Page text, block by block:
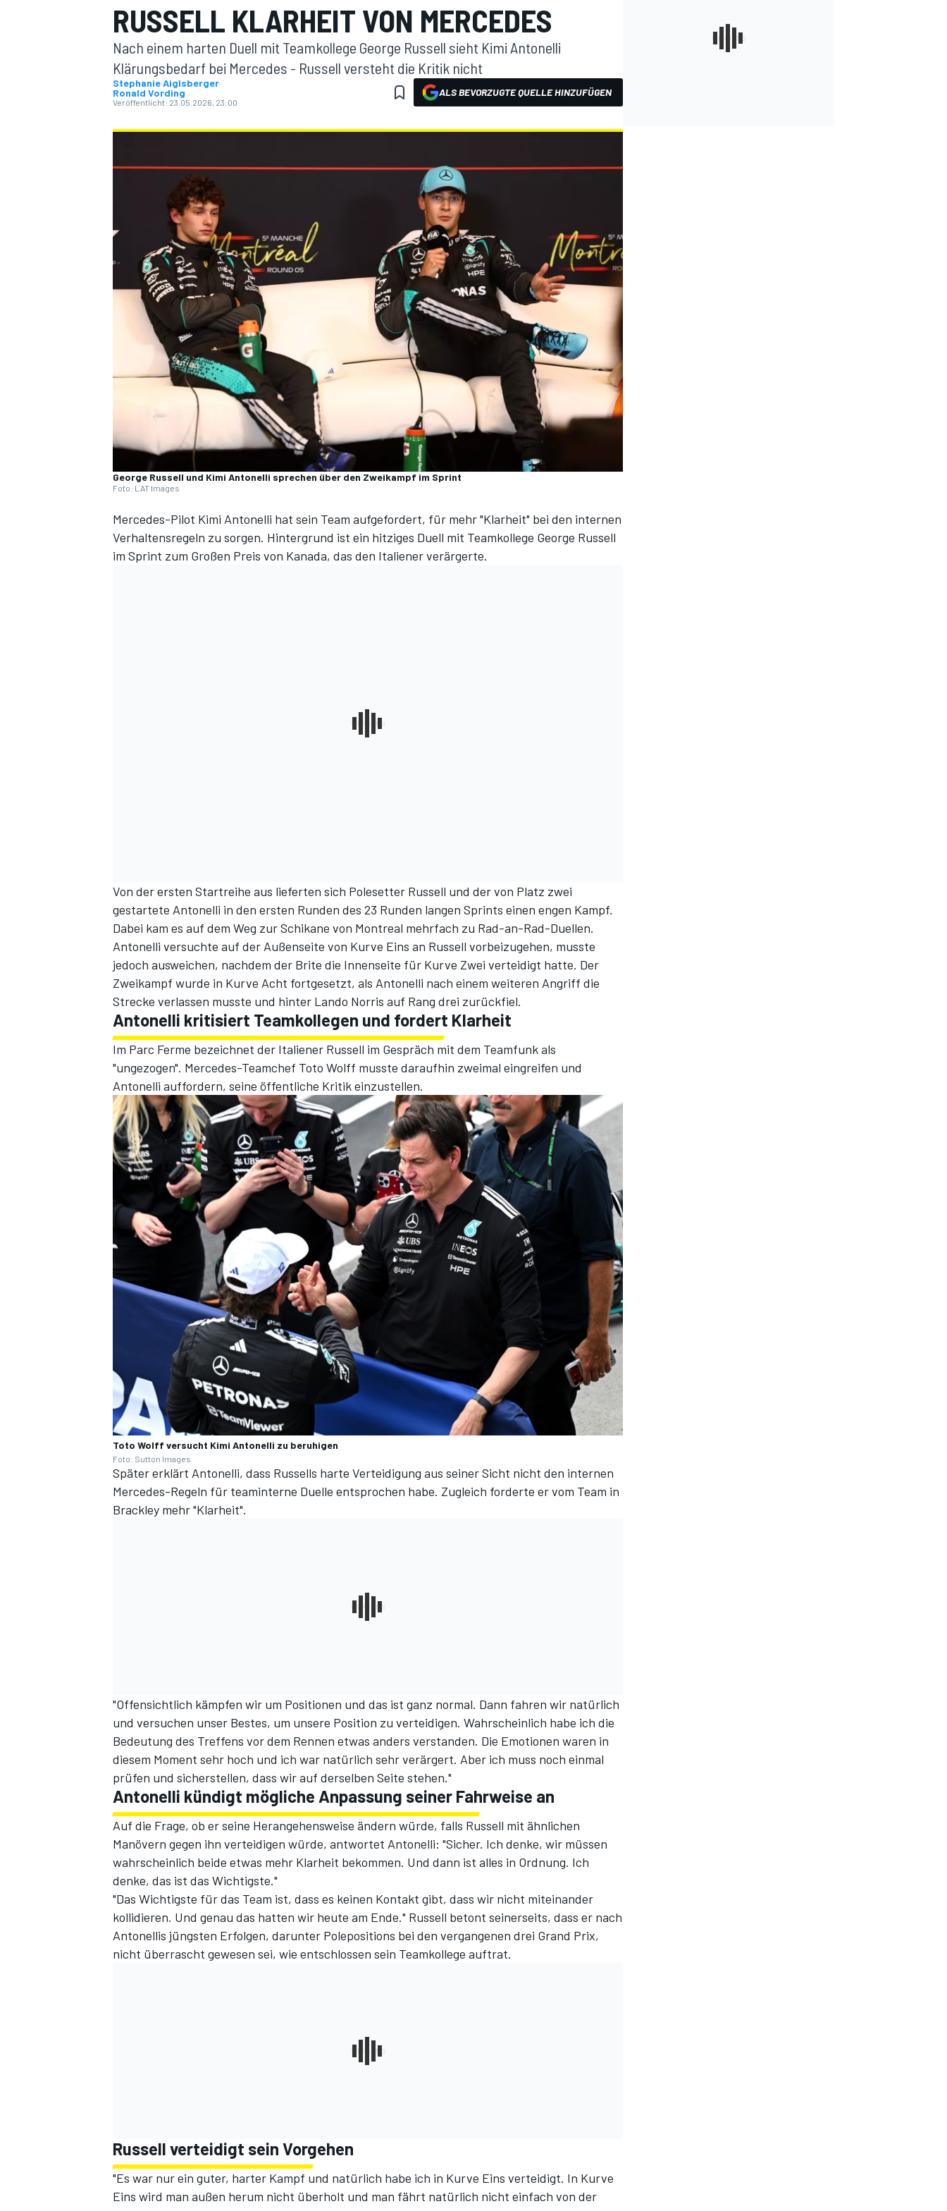
SPORTWAGEN
RUSSELL KLARHEIT VON MERCEDES
Nach einem harten Duell mit Teamkollege George Russell sieht Kimi Antonelli
Klärungsbedarf bei Mercedes - Russell versteht die Kritik nicht
Stephanie Aiglsberger
Ronald Vording
Veröffentlicht: 23.05.2026, 23:00
ALS BEVORZUGTE QUELLE HINZUFÜGEN
George Russell und Kimi Antonelli sprechen über den Zweikampf im Sprint
Foto: LAT Images
Mercedes-Pilot Kimi Antonelli hat sein Team aufgefordert, für mehr "Klarheit" bei den internen
Verhaltensregeln zu sorgen. Hintergrund ist ein hitziges Duell mit Teamkollege George Russell
im Sprint zum Großen Preis von Kanada, das den Italiener verärgerte.
Von der ersten Startreihe aus lieferten sich Polesetter Russell und der von Platz zwei
gestartete Antonelli in den ersten Runden des 23 Runden langen Sprints einen engen Kampf.
Dabei kam es auf dem Weg zur Schikane von Montreal mehrfach zu Rad-an-Rad-Duellen.
Antonelli versuchte auf der Außenseite von Kurve Eins an Russell vorbeizugehen, musste
jedoch ausweichen, nachdem der Brite die Innenseite für Kurve Zwei verteidigt hatte. Der
Zweikampf wurde in Kurve Acht fortgesetzt, als Antonelli nach einem weiteren Angriff die
Strecke verlassen musste und hinter Lando Norris auf Rang drei zurückfiel.
Antonelli kritisiert Teamkollegen und fordert Klarheit
Im Parc Ferme bezeichnet der Italiener Russell im Gespräch mit dem Teamfunk als
"ungezogen". Mercedes-Teamchef Toto Wolff musste daraufhin zweimal eingreifen und
Antonelli auffordern, seine öffentliche Kritik einzustellen.
Toto Wolff versucht Kimi Antonelli zu beruhigen
Foto: Sutton Images
Später erklärt Antonelli, dass Russells harte Verteidigung aus seiner Sicht nicht den internen
Mercedes-Regeln für teaminterne Duelle entsprochen habe. Zugleich forderte er vom Team in
Brackley mehr "Klarheit".
"Offensichtlich kämpfen wir um Positionen und das ist ganz normal. Dann fahren wir natürlich
und versuchen unser Bestes, um unsere Position zu verteidigen. Wahrscheinlich habe ich die
Bedeutung des Treffens vor dem Rennen etwas anders verstanden. Die Emotionen waren in
diesem Moment sehr hoch und ich war natürlich sehr verärgert. Aber ich muss noch einmal
prüfen und sicherstellen, dass wir auf derselben Seite stehen."
Antonelli kündigt mögliche Anpassung seiner Fahrweise an
Auf die Frage, ob er seine Herangehensweise ändern würde, falls Russell mit ähnlichen
Manövern gegen ihn verteidigen würde, antwortet Antonelli: "Sicher. Ich denke, wir müssen
wahrscheinlich beide etwas mehr Klarheit bekommen. Und dann ist alles in Ordnung. Ich
denke, das ist das Wichtigste."
"Das Wichtigste für das Team ist, dass es keinen Kontakt gibt, dass wir nicht miteinander
kollidieren. Und genau das hatten wir heute am Ende." Russell betont seinerseits, dass er nach
Antonellis jüngsten Erfolgen, darunter Polepositions bei den vergangenen drei Grand Prix,
nicht überrascht gewesen sei, wie entschlossen sein Teamkollege auftrat.
Russell verteidigt sein Vorgehen
"Es war nur ein guter, harter Kampf und natürlich habe ich in Kurve Eins verteidigt. In Kurve
Eins wird man außen herum nicht überholt und man fährt natürlich nicht einfach von der